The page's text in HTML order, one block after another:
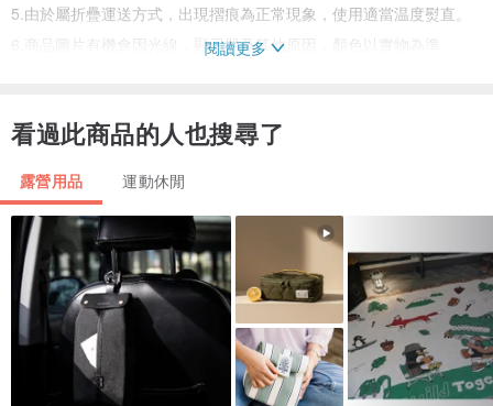
5.由於屬折疊運送方式，出現摺痕為正常現象，使用適當温度熨直。
6.商品圖片有機會因光線，顯示器及其他原因，顏色以實物為準。
9.工藝印刷有機會出現重影，為正常現象。
「注意」
基本運送會以較慢的澳門郵政寄出
(不含派件記錄，若需要掛號，必需另拍以下掛號費用喔。
hk.pinkoi.com/product/3N4dUFjV
閱讀更多
看過此商品的人也搜尋了
露營用品 運動休閒